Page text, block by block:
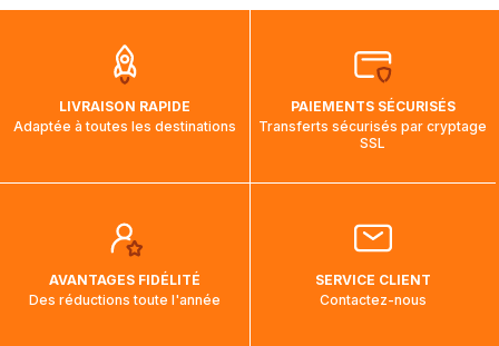
aura touché terre.
LIVRAISON RAPIDE
Adaptée à toutes les destinations
PAIEMENTS SÉCURISÉS
Transferts sécurisés par cryptage
SSL
AVANTAGES FIDÉLITÉ
Des réductions toute l'année
SERVICE CLIENT
Contactez-nous